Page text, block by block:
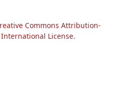
Commons Attribution-
License.